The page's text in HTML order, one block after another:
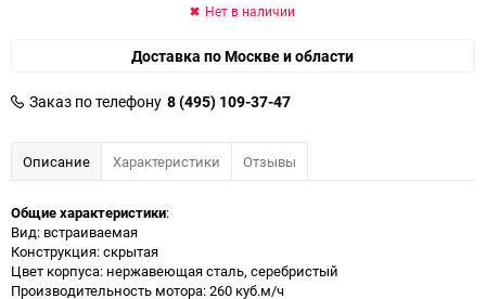
Нет в наличии
Доставка по Москве и области
Заказ по телефону 8 (495) 109-37-47
Описание Характеристики Отзывы
Общие характеристики:
Вид: встраиваемая
Конструкция: скрытая
Цвет корпуса: нержавеющая сталь, серебристый
Производительность мотора: 260 куб.м/ч